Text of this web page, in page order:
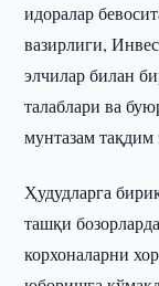
идоралар
вазирлиги,
элчилар билан
талаблари ва
мунтазам тақдим
Ҳудудларга
ташқи
корхоналарни